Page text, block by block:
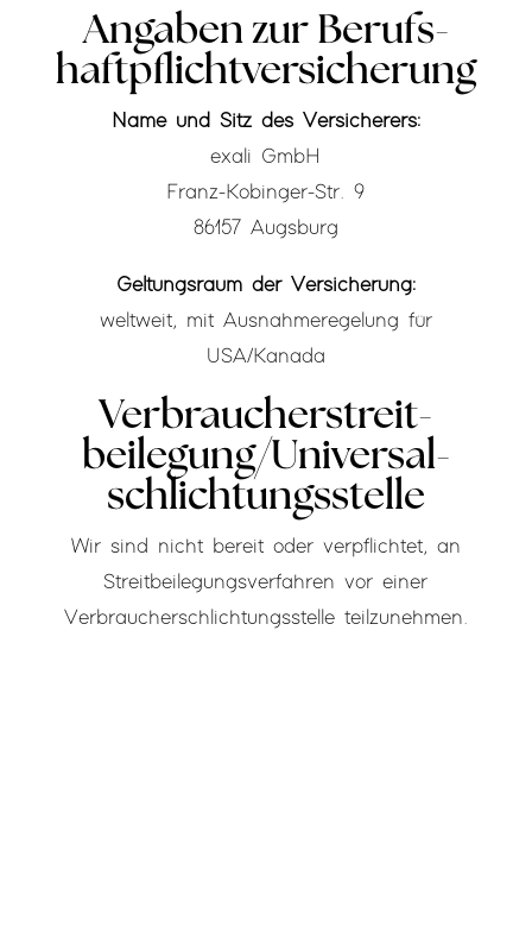
Angaben zur Berufs­
haftpflicht­versicherung
Name und Sitz des Versicherers:
exali GmbH
Franz-Kobinger-Str. 9
86157 Augsburg
Geltungsraum der Versicherung:
weltweit, mit Ausnahmeregelung für
USA/Kanada
Verbraucher­streit­
beilegung/Universal­
schlichtungs­stelle
Wir sind nicht bereit oder verpflichtet, an
Streitbeilegungsverfahren vor einer
Verbraucherschlichtungsstelle teilzunehmen.